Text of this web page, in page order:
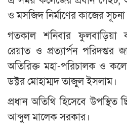
ও মসজিদ নির্মাণের কাজের
গতকাল শনিবার ফুলবাড়িয়া
রেয়াত ও প্রত্যার্পন পরিদপ্তর
অতিরিক্ত মহা-পরিচালক ও
ডক্টর মোহাম্মদ তাজুল ইসলাম।
প্রধান অতিথি হিসেবে উপস্থিত
আব্দুল মালেক সরকার।